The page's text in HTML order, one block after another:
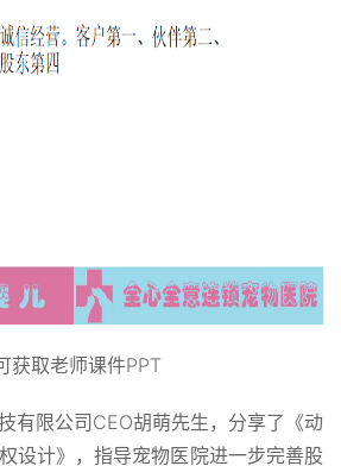
获取老师课件PPT
有限公司CEO胡萌先生，分享了《动
设计》，指导宠物医院进一步完善股